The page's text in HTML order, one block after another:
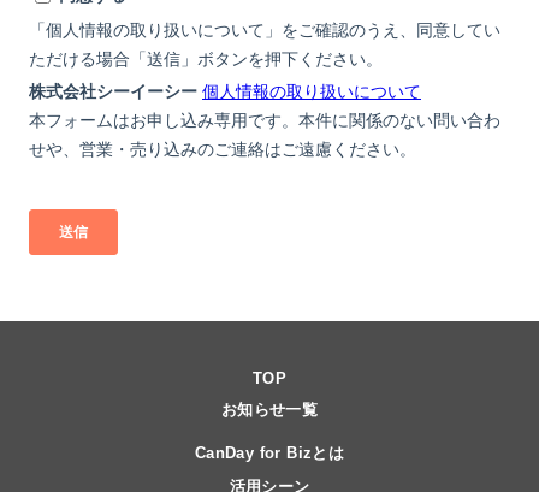
TOP
お知らせ一覧
CanDay for Bizとは
活用シーン